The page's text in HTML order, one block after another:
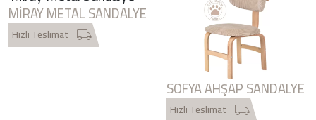
MIRAY METAL SANDALYE
Hızlı Teslimat
SOFYA AHŞAP SANDALYE
Hızlı Teslimat